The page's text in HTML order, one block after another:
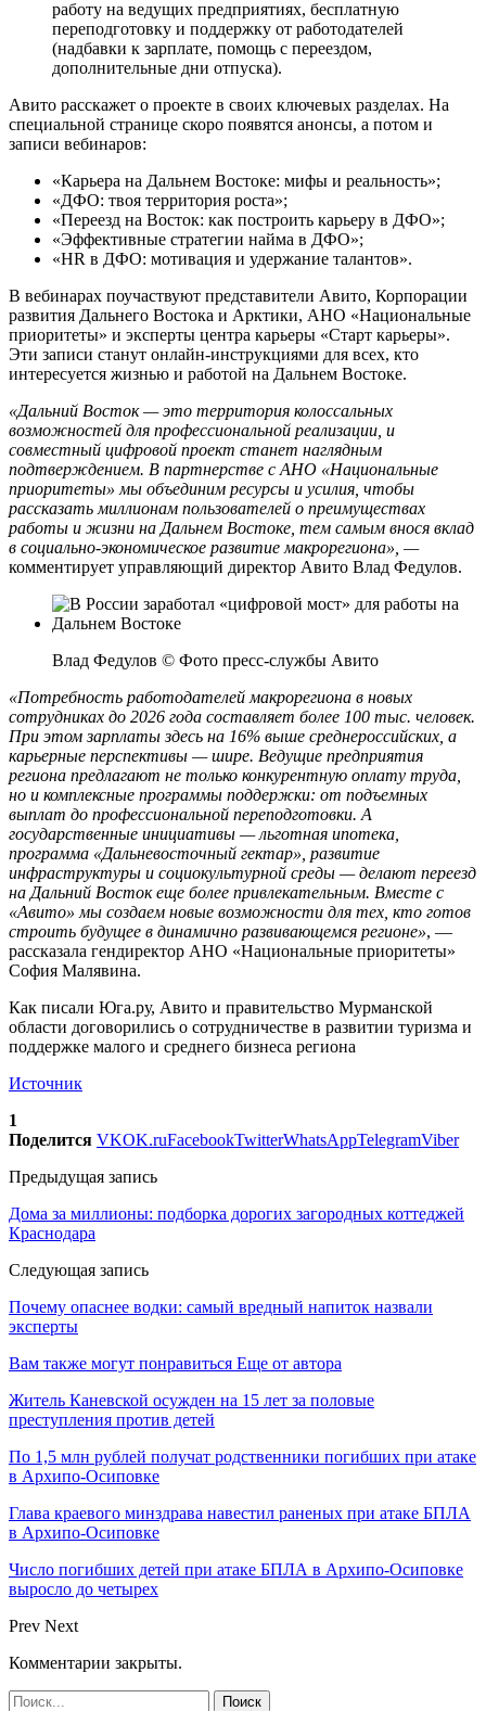
работу на ведущих предприятиях, бесплатную
переподготовку и поддержку от работодателей
(надбавки к зарплате, помощь с переездом,
дополнительные дни отпуска).
Авито расскажет о проекте в своих ключевых разделах. На
специальной странице скоро появятся анонсы, а потом и
записи вебинаров:
«Карьера на Дальнем Востоке: мифы и реальность»;
«ДФО: твоя территория роста»;
«Переезд на Восток: как построить карьеру в ДФО»;
«Эффективные стратегии найма в ДФО»;
«HR в ДФО: мотивация и удержание талантов».
В вебинарах поучаствуют представители Авито, Корпорации
развития Дальнего Востока и Арктики, АНО «Национальные
приоритеты» и эксперты центра карьеры «Старт карьеры».
Эти записи станут онлайн-инструкциями для всех, кто
интересуется жизнью и работой на Дальнем Востоке.
«Дальний Восток — это территория колоссальных
возможностей для профессиональной реализации, и
совместный цифровой проект станет наглядным
подтверждением. В партнерстве с АНО «Национальные
приоритеты» мы объединим ресурсы и усилия, чтобы
рассказать миллионам пользователей о преимуществах
работы и жизни на Дальнем Востоке, тем самым внося вклад
в социально-экономическое развитие макрорегиона», —
комментирует управляющий директор Авито Влад Федулов.
Влад Федулов © Фото пресс-службы Авито
«Потребность работодателей макрорегиона в новых
сотрудниках до 2026 года составляет более 100 тыс. человек.
При этом зарплаты здесь на 16% выше среднероссийских, а
карьерные перспективы — шире. Ведущие предприятия
региона предлагают не только конкурентную оплату труда,
но и комплексные программы поддержки: от подъемных
выплат до профессиональной переподготовки. А
государственные инициативы — льготная ипотека,
программа «Дальневосточный гектар», развитие
инфраструктуры и социокультурной среды — делают переезд
на Дальний Восток еще более привлекательным. Вместе с
«Авито» мы создаем новые возможности для тех, кто готов
строить будущее в динамично развивающемся регионе», —
рассказала гендиректор АНО «Национальные приоритеты»
София Малявина.
Как писали Юга.ру, Авито и правительство Мурманской
области договорились о сотрудничестве в развитии туризма и
поддержке малого и среднего бизнеса региона
Источник
1
Поделится VKOK.ruFacebookTwitterWhatsAppTelegramViber
Предыдущая запись
Дома за миллионы: подборка дорогих загородных коттеджей
Краснодара
Следующая запись
Почему опаснее водки: самый вредный напиток назвали
эксперты
Вам также могут понравиться Еще от автора
Житель Каневской осужден на 15 лет за половые
преступления против детей
По 1,5 млн рублей получат родственники погибших при атаке
в Архипо-Осиповке
Глава краевого минздрава навестил раненых при атаке БПЛА
в Архипо-Осиповке
Число погибших детей при атаке БПЛА в Архипо-Осиповке
выросло до четырех
Prev Next
Комментарии закрыты.